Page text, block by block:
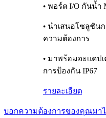
• พอร์ต I/O กันน้
• นำเสนอโซลูชัน
ความต้องการ
• มาพร้อมอะแดป
การป้องกัน IP67
รายละเอียด
บอกความต้องการของคุณมาไ